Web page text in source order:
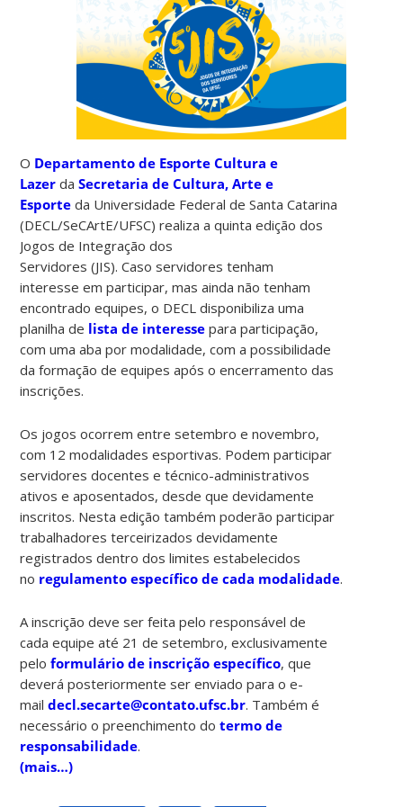
O Departamento de Esporte Cultura e
Lazer daSecretaria de Cultura, Arte e
Esporte da Universidade Federal de Santa Catarina
(DECL/SeCArtE/UFSC) realiza a quinta edição dos
Jogos de Integração dos
Servidores (JIS). Caso servidores tenham
interesse em participar, mas ainda não tenham
encontrado equipes, o DECL disponibiliza uma
planilha de lista de interesse para participação,
com uma aba por modalidade, com a possibilidade
da formação de equipes após o encerramento das
inscrições.
Os jogos ocorrem entre setembro e novembro,
com 12 modalidades esportivas. Podem participar
servidores docentes e técnico-administrativos
ativos e aposentados, desde que devidamente
inscritos. Nesta edição também poderão participar
trabalhadores terceirizados devidamente
registrados dentro dos limites estabelecidos
no regulamento específico de cada modalidade.
A inscrição deve ser feita pelo responsável de
cada equipe até 21 de setembro, exclusivamente
peloformulário de inscrição específico, que
deverá posteriormente ser enviado para o e-
maildecl.secarte@contato.ufsc.br. Também é
necessário o preenchimento dotermo de
responsabilidade.
(mais…)